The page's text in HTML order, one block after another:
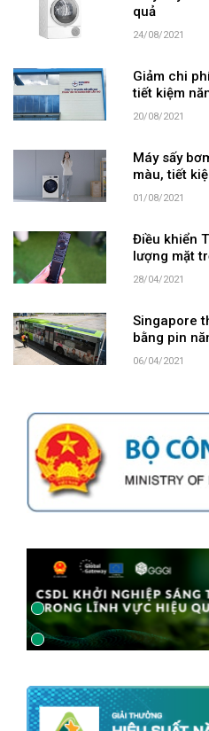
quả
24/08/2021
Giảm chi
tiết kiệm
20/08/2021
Máy sấy
màu, tiết
01/08/2021
Điều khiển
lượng mặt
28/04/2021
Singapore
bằng pin
06/04/2021